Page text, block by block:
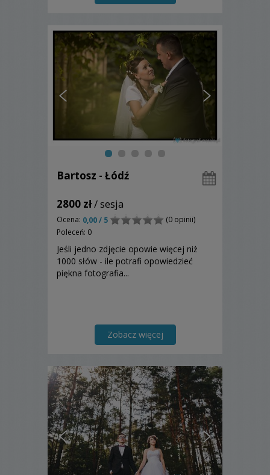
Bartosz - Łódź
2800 zł/ sesja
Ocena: 0,00 / 5
(0 opinii)
Poleceń: 0
Jeśli jedno zdjęcie opowie więcej niż
1000 słów - ile potrafi opowiedzieć
piękna fotografia...
Zobacz więcej